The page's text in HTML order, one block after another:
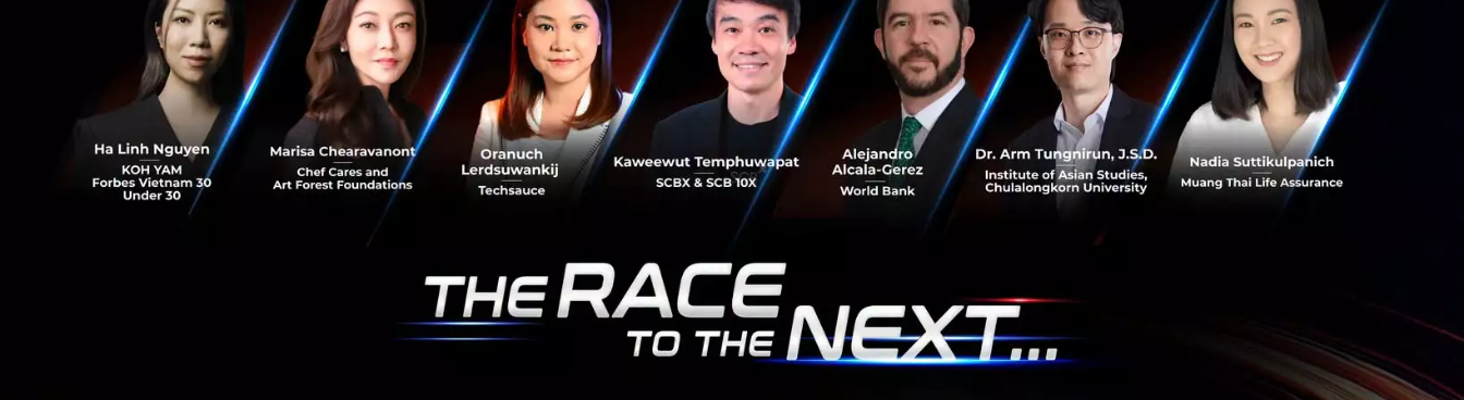
Facebook เปิดตัวฟีเจอร์ Dating ครั้งแรกในภูมิภาคเอเชียที่
ประเทศไทย
ก่อนหน้านี้ในช่วงต้นเดือนสิงหาคมที่ผ่านมา Facebook ประกาศเปิดตัวฟีเจอร์ Facebook
Dating ในงาน F8 หลังจากนั้นไม่นานก็เริ่มมีข่าวการทดสอบฟีเจอร์ดังกล่าวเป็นการภายใน
พฤศจิกายน 7, 2018
577
News dating Facebook Facebook Dating Mobile Application